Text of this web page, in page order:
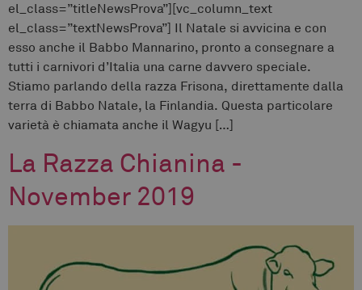
el_class=”titleNewsProva”][vc_column_text
el_class=”textNewsProva”] Il Natale si avvicina e con
esso anche il Babbo Mannarino, pronto a consegnare a
tutti i carnivori d’Italia una carne davvero speciale.
Stiamo parlando della razza Frisona, direttamente dalla
terra di Babbo Natale, la Finlandia. Questa particolare
varietà è chiamata anche il Wagyu […]
La Razza Chianina -
November 2019